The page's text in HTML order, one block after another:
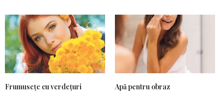
Frumusețe cu verdețuri Apă pentru obraz